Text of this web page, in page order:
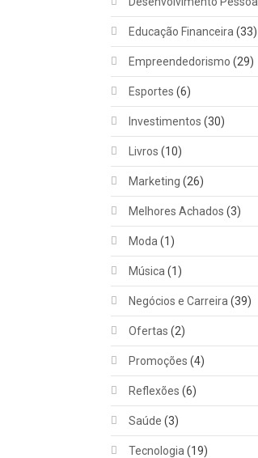
Educação Financeira (33)
Empreendedorismo (29)
Esportes (6)
Investimentos (30)
Livros (10)
Marketing (26)
Melhores Achados (3)
Moda (1)
Música (1)
Negócios e Carreira (39)
Ofertas (2)
Promoções (4)
Reflexões (6)
Saúde (3)
Tecnologia (19)